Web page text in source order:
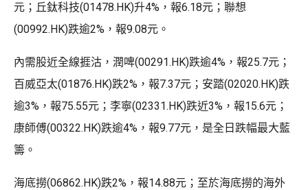
元；丘鈦科技(01478.HK)升4%，報6.18元；聯想
(00992.HK)跌逾2%，報9.08元。
內需股近全線捱沽，潤啤(00291.HK)跌逾4%，報25.7元；
百威亞太(01876.HK)跌2%，報7.37元；安踏(02020.HK)跌
逾3%，報75.55元；李寧(02331.HK)跌近3%，報15.6元；
康師傅(00322.HK)跌逾4%，報9.77元，是全日跌幅最大藍
籌。
海底撈(06862.HK)跌2%，報14.88元；至於海底撈的海外